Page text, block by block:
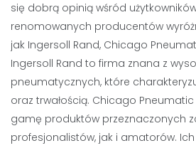
się dobrą opinią wśród
renomowanych producentów
jak Ingersoll Rand, Chicago
Ingersoll Rand to firma znana z
pneumatycznych, które
oraz trwałością. Chicago
gamę produktów przeznaczonych
profesjonalistów, jak i amatorów. Ich